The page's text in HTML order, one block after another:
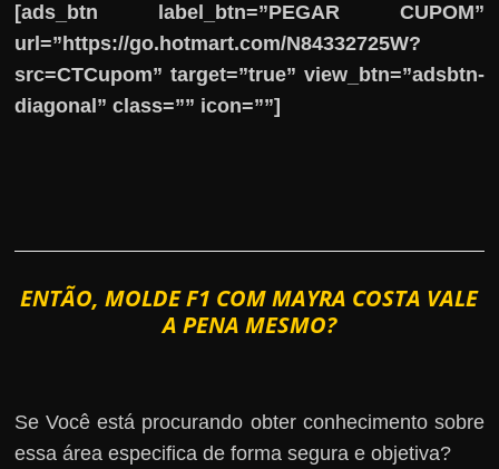
[ads_btn label_btn=”PEGAR CUPOM”
url=”https://go.hotmart.com/N84332725W?
src=CTCupom” target=”true” view_btn=”adsbtn-
diagonal” class=”” icon=””]
ENTÃO, MOLDE F1 COM MAYRA COSTA VALE
A PENA MESMO?
Se Você está procurando obter conhecimento sobre
essa área especifica de forma segura e objetiva?